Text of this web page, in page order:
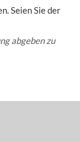
Seien Sie der
abgeben zu